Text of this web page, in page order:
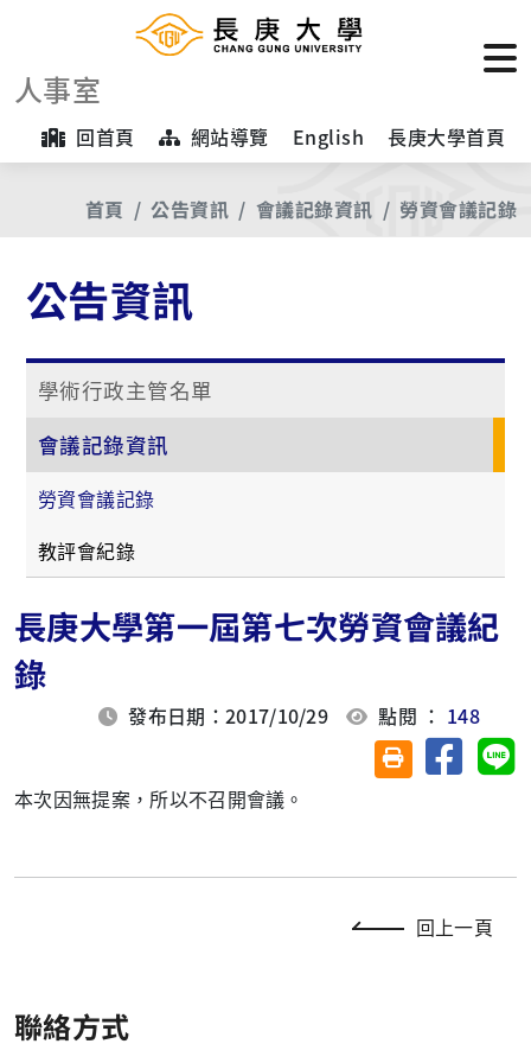
人事室
回首頁 網站導覽 English 長庚大學首頁
首頁 公告資訊 會議記錄資訊 勞資會議記錄
公告資訊
學術行政主管名單
會議記錄資訊
勞資會議記錄
教評會紀錄
長庚大學第一屆第七次勞資會議紀
錄
發布日期：2017/10/29 點閱 ： 148
友善列印(另開視
分享至
本次因無提案，所以不召開會議。
回上一頁
聯絡方式